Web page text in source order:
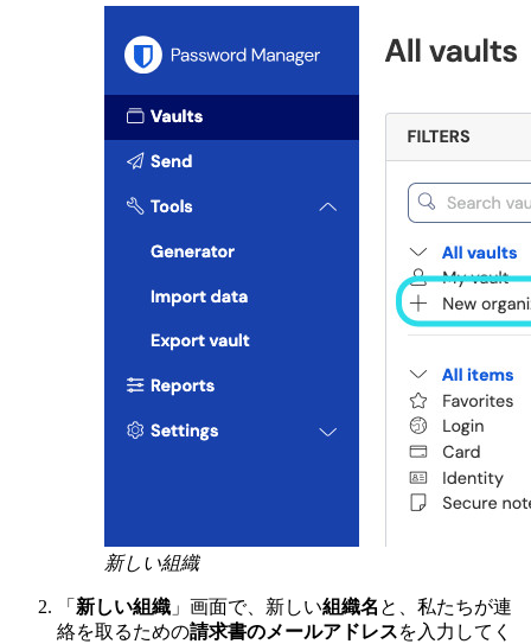
新しい組織
「 新しい組織 」画面で、新しい組織名 と、私たちが連
絡を取るための請求書のメールアドレスを入力してく